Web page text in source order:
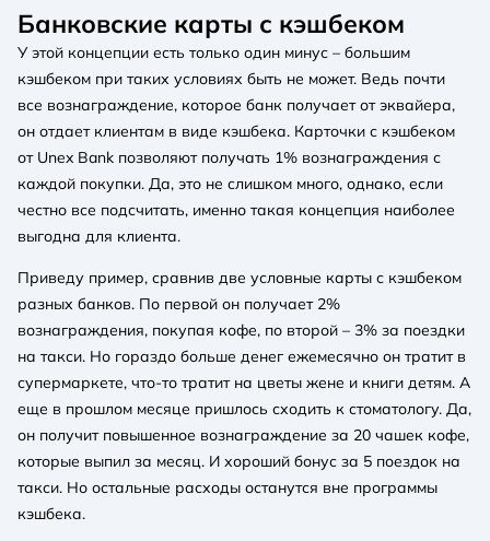
Банковские карты с кэшбеком
У этой концепции есть только один минус – большим
кэшбеком при таких условиях быть не может. Ведь почти
все вознаграждение, которое банк получает от эквайера,
он отдает клиентам в виде кэшбека. Карточки с кэшбеком
от Unex Bank позволяют получать 1% вознаграждения с
каждой покупки. Да, это не слишком много, однако, если
честно все подсчитать, именно такая концепция наиболее
выгодна для клиента.
Приведу пример, сравнив две условные карты с кэшбеком
разных банков. По первой он получает 2%
вознаграждения, покупая кофе, по второй – 3% за поездки
на такси. Но гораздо больше денег ежемесячно он тратит в
супермаркете, что-то тратит на цветы жене и книги детям. А
еще в прошлом месяце пришлось сходить к стоматологу. Да,
он получит повышенное вознаграждение за 20 чашек кофе,
которые выпил за месяц. И хороший бонус за 5 поездок на
такси. Но остальные расходы останутся вне программы
кэшбека.